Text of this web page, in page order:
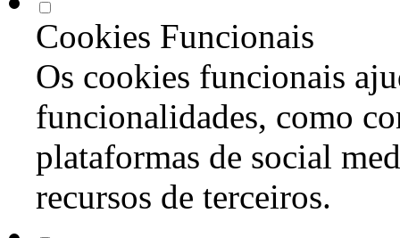
Cookies Funcionais
Os cookies funcionais
funcionalidades, como
plataformas de social
recursos de terceiros.